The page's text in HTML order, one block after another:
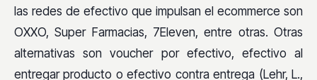
las redes de efectivo que impulsan el ecommerce son
OXXO, Super Farmacias, 7Eleven, entre otras. Otras
alternativas son voucher por efectivo, efectivo al
entregar producto o efectivo contra entrega (Lehr, L.,